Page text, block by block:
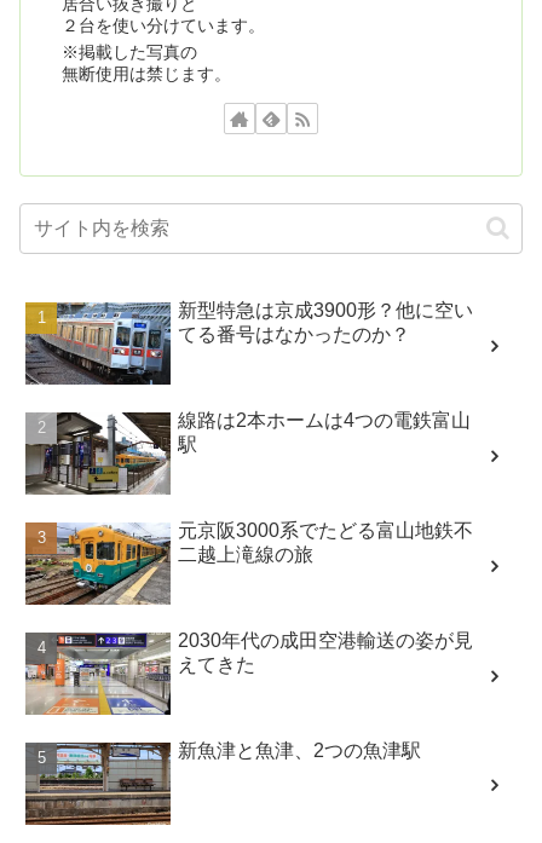
２台を使い分けています。
※掲載した写真の
無断使用は禁じます。
新型特急は京成3900形？他に空い
てる番号はなかったのか？
線路は2本ホームは4つの電鉄富山
駅
元京阪3000系でたどる富山地鉄不
二越上滝線の旅
2030年代の成田空港輸送の姿が見
えてきた
新魚津と魚津、2つの魚津駅